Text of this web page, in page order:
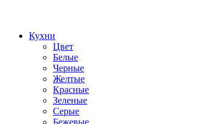
Кухни
Цвет
Белые
Черные
Желтые
Красные
Зеленые
Серые
Бежевые